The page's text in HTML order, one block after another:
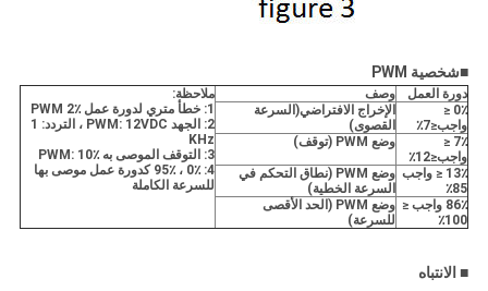
■شخصية PWM
دورة العمل وصف
ملاحظة:
1: خطأ متري لدورة عمل PWM 2٪
2: الجهد PWM: 12VDC ، التردد: 1
KHz
3:
التوقف الموصى به PWM: 10٪
4: 0٪ ، 95٪ كدورة عمل موصى بها
للسرعة الكاملة
0٪ ≤
واجب≤7٪
الإخراج الافتراضي(السرعة
القصوى)
7٪ ≤
واجب≤12٪
وضع PWM (توقف)
13٪ ≤ واجب
85٪
وضع PWM (نطاق التحكم في
السرعة الخطية)
86٪ واجب ≤
100٪
وضع PWM (الحد الأقصى
للسرعة)
■ الانتباه